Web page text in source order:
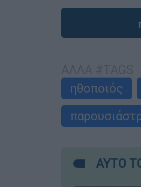
ηθοποιός
ΑΥΤΟ